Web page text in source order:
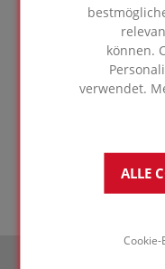
können.
verwendet.
ALLE